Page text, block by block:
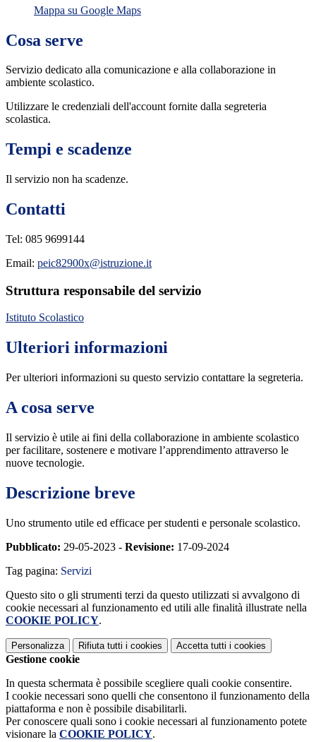
Mappa su Google Maps
Cosa serve
Servizio dedicato alla comunicazione e alla collaborazione in
ambiente scolastico.
Utilizzare le credenziali dell'account fornite dalla segreteria
scolastica.
Tempi e scadenze
Il servizio non ha scadenze.
Contatti
Tel: 085 9699144
Email: peic82900x@istruzione.it
Struttura responsabile del servizio
Istituto Scolastico
Ulteriori informazioni
Per ulteriori informazioni su questo servizio contattare la segreteria.
A cosa serve
Il servizio è utile ai fini della collaborazione in ambiente scolastico
per facilitare, sostenere e motivare l’apprendimento attraverso le
nuove tecnologie.
Descrizione breve
Uno strumento utile ed efficace per studenti e personale scolastico.
Pubblicato: 29-05-2023 - Revisione: 17-09-2024
Tag pagina: Servizi
Questo sito o gli strumenti terzi da questo utilizzati si avvalgono di
cookie necessari al funzionamento ed utili alle finalità illustrate nella
COOKIE POLICY.
Personalizza Rifiuta tutti i cookies Accetta tutti i cookies
Gestione cookie
In questa schermata è possibile scegliere quali cookie consentire.
I cookie necessari sono quelli che consentono il funzionamento della
piattaforma e non è possibile disabilitarli.
Per conoscere quali sono i cookie necessari al funzionamento potete
visionare la COOKIE POLICY.